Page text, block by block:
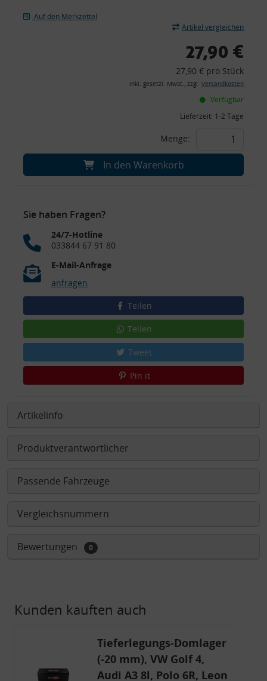
Auf den Merkzettel
Artikel vergleichen
27,90 €
27,90 € pro Stück
inkl. gesetzl. MwSt., zzgl. Versandkosten
Verfügbar
Lieferzeit: 1-2 Tage
Menge:
In den Warenkorb
Sie haben Fragen?
24/7-Hotline
033844 67 91 80
E-Mail-Anfrage
anfragen
Teilen
Teilen
Tweet
Pin it
Artikelinfo
Produktverantwortlicher
Passende Fahrzeuge
Vergleichsnummern
Bewertungen 0
Kunden kauften auch
Tieferlegungs-Domlager
(-20 mm), VW Golf 4,
Audi A3 8l, Polo 6R, Leon